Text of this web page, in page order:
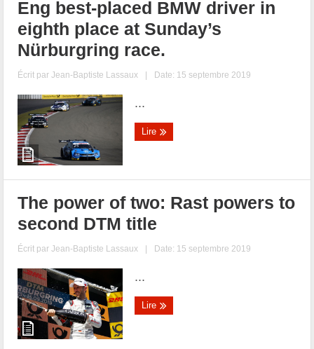
Eng best-placed BMW driver in
eighth place at Sunday’s
Nürburgring race.
Écrit parJean-Baptiste Lassaux | Date: 15 septembre 2019
...
Lire
The power of two: Rast powers to
second DTM title
Écrit parJean-Baptiste Lassaux | Date: 15 septembre 2019
...
Lire